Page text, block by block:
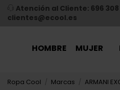
Atención al Cliente: 696 308
clientes@ecool.es
HOMBRE MUJER
Ropa Cool Marcas ARMANI